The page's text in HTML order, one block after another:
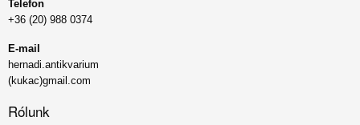
Telefon
+36 (20) 988 0374
E-mail
hernadi.antikvarium
(kukac)gmail.com
Rólunk